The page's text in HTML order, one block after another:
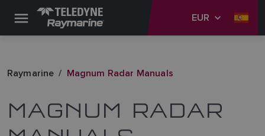
EUR
Raymarine Magnum Radar Manuals
MAGNUM RADAR